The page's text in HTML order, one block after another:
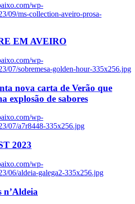
wp-
09/ms-collection-aveiro-prosa-
EM AVEIRO
wp-
07/sobremesa-golden-hour-335x256.jpg
nova carta de Verão que
explosão de sabores
wp-
07/a7r8448-335x256.jpg
2023
wp-
06/aldeia-galega2-335x256.jpg
n’Aldeia